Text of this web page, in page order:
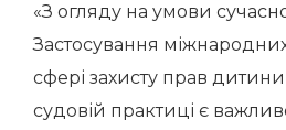
«З огляду на умови
Застосування
сфері захисту прав
судовій практиці є